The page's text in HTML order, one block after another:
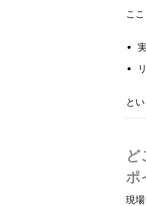
こ
と
ど
ポ
現